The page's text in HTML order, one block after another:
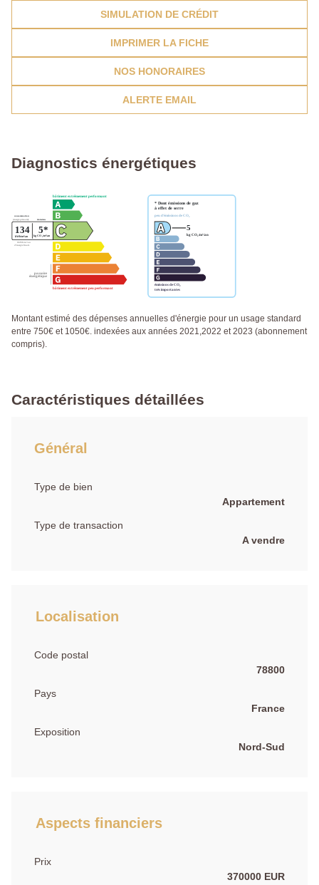
SIMULATION DE CRÉDIT
IMPRIMER LA FICHE
NOS HONORAIRES
ALERTE EMAIL
Diagnostics énergétiques
Montant estimé des dépenses annuelles d'énergie pour un usage standard
entre 750€ et 1050€. indexées aux années 2021,2022 et 2023 (abonnement
compris).
Caractéristiques détaillées
Général
Type de bien
Appartement
Type de transaction
A vendre
Localisation
Code postal
78800
Pays
France
Exposition
Nord-Sud
Aspects financiers
Prix
370000 EUR